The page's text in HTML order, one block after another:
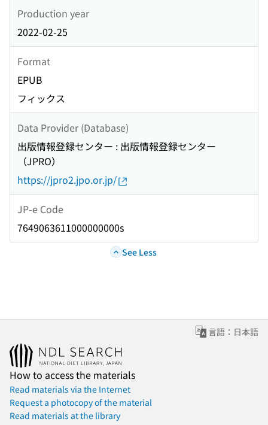
Production year
2022-02-25
Format
EPUB
フィックス
Data Provider (Database)
出版情報登録センター : 出版情報登録センター
（JPRO）
https://jpro2.jpo.or.jp/
JP-e Code
7649063611000000000s
See Less
言語：日本語
How to access the materials
Read materials via the Internet
Request a photocopy of the material
Read materials at the library